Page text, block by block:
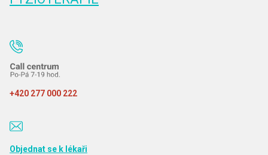
+420 277 000 222
Objednat se k lékaři